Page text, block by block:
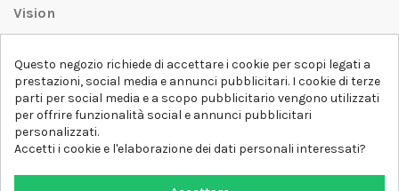
Vision
belli da vedere, ma che trasmettano anche un messaggio importante.
Che siate alla ricerca di una t-shirt unica e di tendenza, di una felpa
comoda e accogliente o di un accessorio esclusivo,D-SHIRTha
qualcosa per tutti.
Follow us
Questo negozio richiede di accettare i cookie per scopi legati a
prestazioni, social media e annunci pubblicitari. I cookie di terze
parti per social media e a scopo pubblicitario vengono utilizzati
per offrire funzionalità social e annunci pubblicitari
personalizzati.
Accetti i cookie e l'elaborazione dei dati personali interessati?